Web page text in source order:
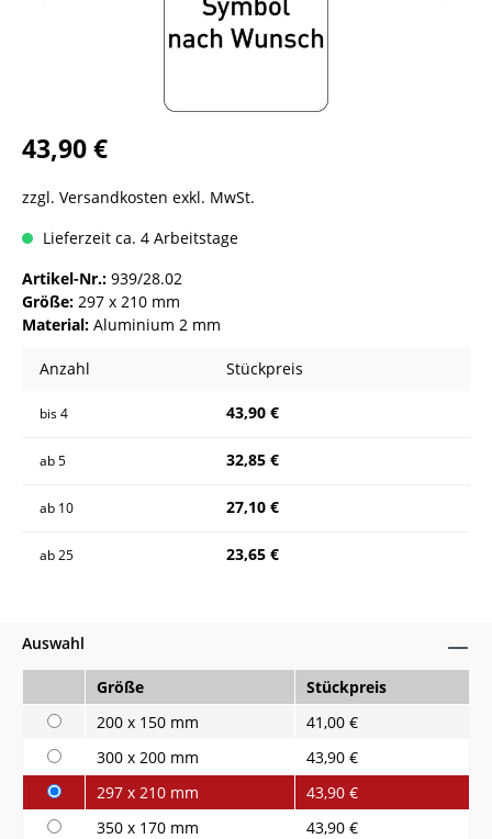
43,90 €
zzgl. Versandkosten exkl. MwSt.
Lieferzeit ca. 4 Arbeitstage
Artikel-Nr.: 939/28.02
Größe: 297 x 210 mm
Material: Aluminium 2 mm
Anzahl Stückpreis
bis4 43,90 €
ab5 32,85 €
ab 10 27,10 €
ab25 23,65 €
Auswahl
Größe
Stückpreis
200 x 150 mm
41,00 €
300 x 200 mm
43,90 €
297 x 210 mm
43,90 €
350 x 170 mm
43,90 €